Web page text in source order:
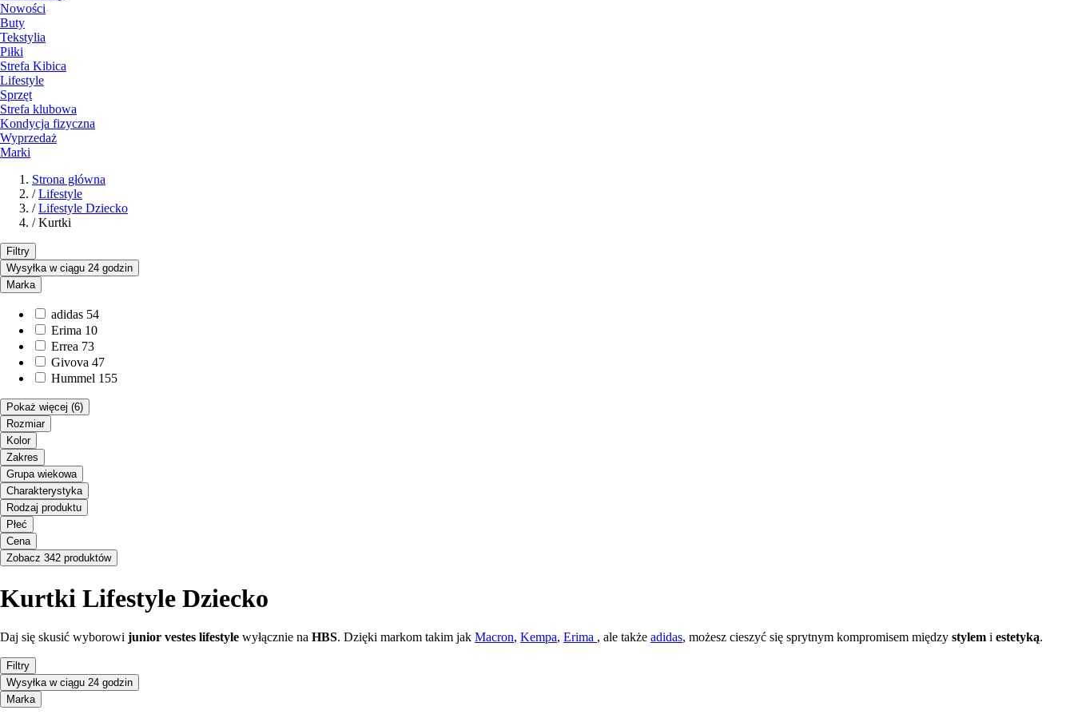
Nowości
Buty
Tekstylia
Piłki
Strefa Kibica
Lifestyle
Sprzęt
Strefa klubowa
Kondycja fizyczna
Wyprzedaż
Marki
Strona główna
/ Lifestyle
/ Lifestyle Dziecko
/ Kurtki
Filtry
Wysyłka w ciągu 24 godzin
Marka
adidas 54
Erima 10
Errea 73
Givova 47
Hummel 155
Pokaż więcej (6)
Rozmiar
Kolor
Zakres
Grupa wiekowa
Charakterystyka
Rodzaj produktu
Płeć
Cena
Zobacz 342 produktów
Kurtki Lifestyle Dziecko
Daj się skusić wyborowi junior vestes lifestyle wyłącznie na HBS. Dzięki markom takim jak Macron, Kempa, Erima , ale także adidas, możesz cieszyć się sprytnym kompromisem między stylem i estetyką.
Filtry
Wysyłka w ciągu 24 godzin
Marka